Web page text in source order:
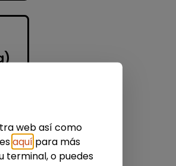
web así como
aquí para más
terminal, o puedes